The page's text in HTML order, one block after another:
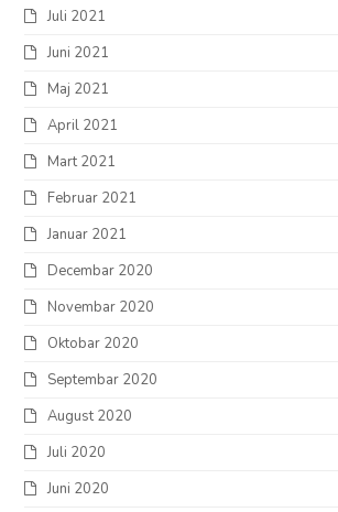
Juli 2021
Juni 2021
Maj 2021
April 2021
Mart 2021
Februar 2021
Januar 2021
Decembar 2020
Novembar 2020
Oktobar 2020
Septembar 2020
August 2020
Juli 2020
Juni 2020